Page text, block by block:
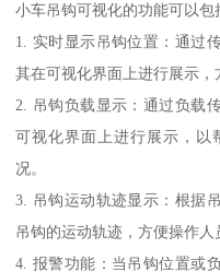
小车吊钩可视化的功能可以包
1. 实时显示吊钩位置：通过
其在可视化界面上进行展示，
2. 吊钩负载显示：通过负载
可视化界面上进行展示，以
况。
3. 吊钩运动轨迹显示：根据
吊钩的运动轨迹，方便操作人
4. 报警功能：当吊钩位置或